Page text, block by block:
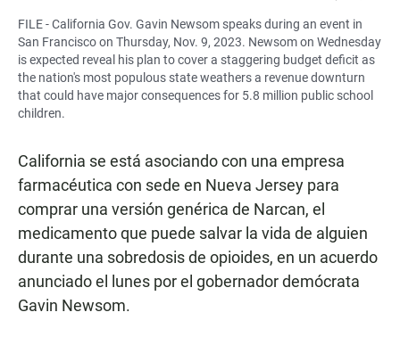
FILE - California Gov. Gavin Newsom speaks during an event in
San Francisco on Thursday, Nov. 9, 2023. Newsom on Wednesday
is expected reveal his plan to cover a staggering budget deficit as
the nation's most populous state weathers a revenue downturn
that could have major consequences for 5.8 million public school
children.
California se está asociando con una empresa
farmacéutica con sede en Nueva Jersey para
comprar una versión genérica de Narcan, el
medicamento que puede salvar la vida de alguien
durante una sobredosis de opioides, en un acuerdo
anunciado el lunes por el gobernador demócrata
Gavin Newsom.